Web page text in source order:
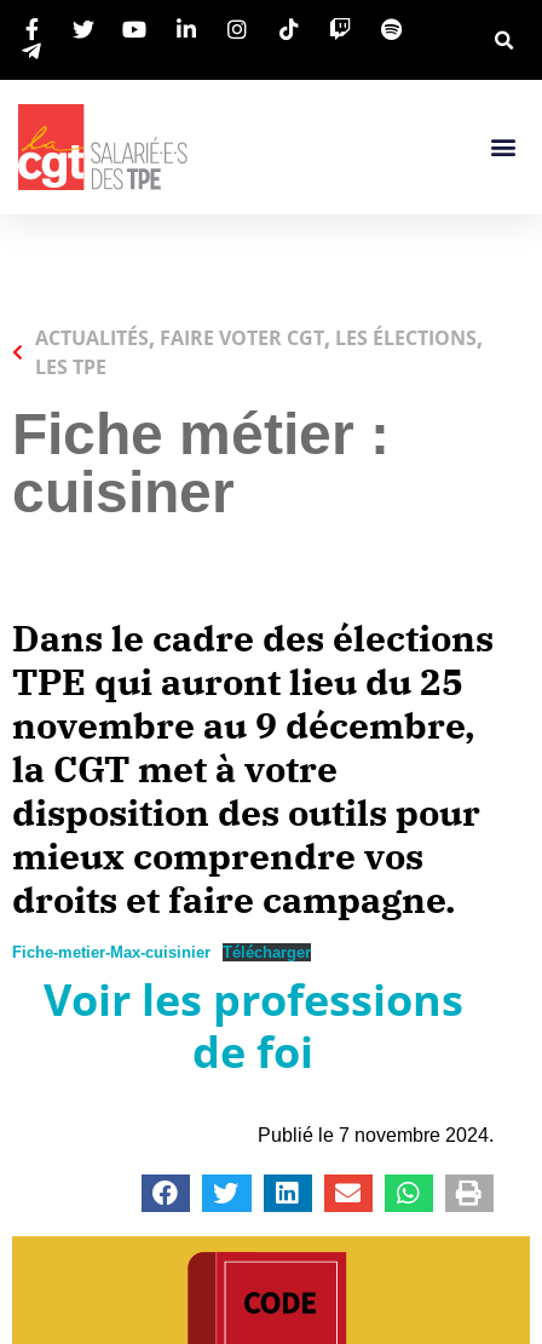
ACTUALITÉS, FAIRE VOTER CGT, LES ÉLECTIONS,
LES TPE
Fiche métier :
cuisiner
Dans le cadre des élections
TPE qui auront lieu du 25
novembre au 9 décembre,
la CGT met à votre
disposition des outils pour
mieux comprendre vos
droits et faire campagne.
Fiche-metier-Max-cuisinier Télécharger
Voir les professions
de foi
Publié le 7 novembre 2024.